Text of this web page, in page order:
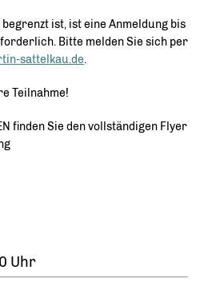
begrenzt ist, ist eine Anmeldung bis
Bitte melden Sie sich per
sattelkau.de.
Teilnahme!
finden Sie den vollständigen Flyer
Uhr